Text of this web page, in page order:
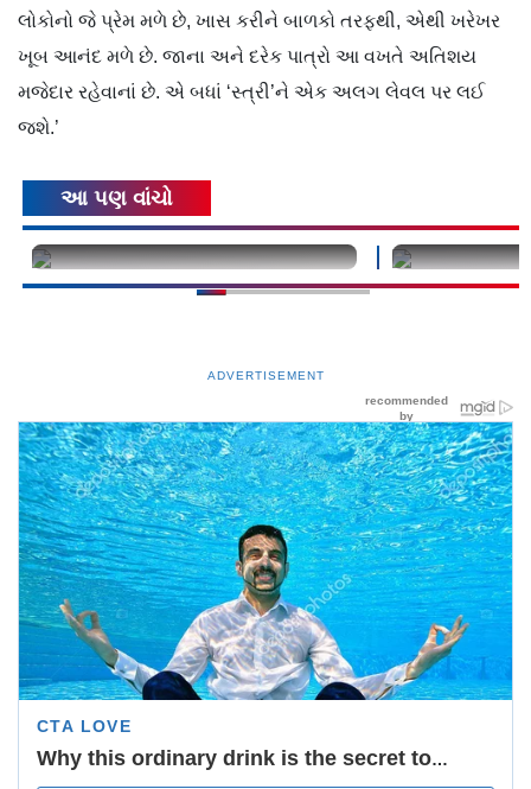
લોકોનો જે પ્રેમ મળે છે, ખાસ કરીને બાળકો તરફથી, એથી ખરેખર
ખૂબ આનંદ મળે છે. જાના અને દરેક પાત્રો આ વખતે અતિશય
મજેદાર રહેવાનાં છે. એ બધાં ‘સ્ત્રી’ને એક અલગ લેવલ પર લઈ
જશે.’
આ પણ વાંચો
કલકત્તામાં મિથુનની હાથની નાની સર્જરી
ફટાકડા અને
ADVERTISEMENT